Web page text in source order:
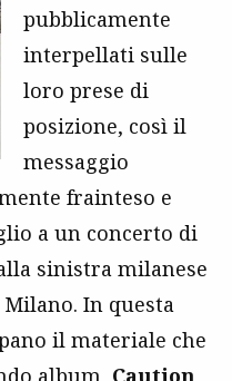
pubblicamente
interpellati sulle
loro prese di
posizione, così il
messaggio
frainteso e
a un concerto di
sinistra milanese
In questa
il materiale che
album, Caution